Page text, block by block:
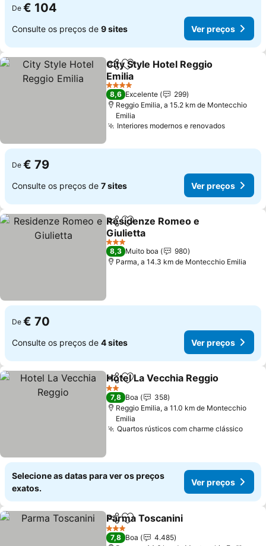
De € 104
Consulte os preços de 9 sites Ver preços
PartilharAdicionar aos favoritos
City Style Hotel Reggio
Emilia
4 Estrelas
8,6 Excelente
299
Reggio Emilia, a 15.2 km de Montecchio
Emilia
Interiores modernos e renovados
De € 79
Consulte os preços de 7 sites Ver preços
PartilharAdicionar aos favoritos
Residenze Romeo e
Giulietta
3 Estrelas
8,3 Muito boa
980
Parma, a 14.3 km de Montecchio Emilia
De € 70
Consulte os preços de 4 sites Ver preços
PartilharAdicionar aos favoritos
Hotel La Vecchia Reggio
2 Estrelas
7,8 Boa
358
Reggio Emilia, a 11.0 km de Montecchio
Emilia
Quartos rústicos com charme clássico
Selecione as datas para ver os preços
exatos.
Ver preços
PartilharAdicionar aos favoritos
Parma Toscanini
3 Estrelas
7,8 Boa
4.485